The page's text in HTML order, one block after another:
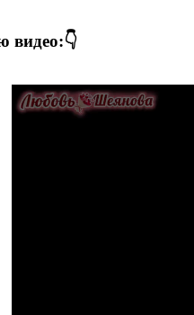
видео:👇